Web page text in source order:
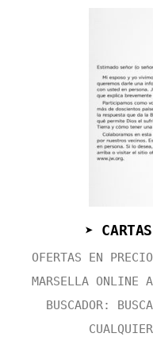
➤
OFERTAS EN
MARSELLA ONLINE
BUSCADOR: